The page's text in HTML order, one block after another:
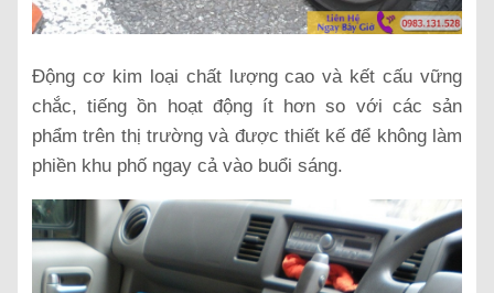
Động cơ kim loại chất lượng cao và kết cấu vững
chắc, tiếng ồn hoạt động ít hơn so với các sản
phẩm trên thị trường và được thiết kế để không làm
phiền khu phố ngay cả vào buổi sáng.